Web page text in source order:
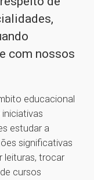
com nossos
educacional
estudar a
significativas
leituras, trocar
cursos